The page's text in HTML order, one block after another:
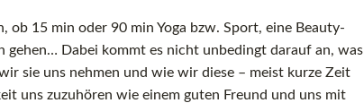
15 min oder 90 min Yoga bzw. Sport, eine Beauty-
gehen… Dabei kommt es nicht unbedingt darauf an, was
sie uns nehmen und wie wir diese – meist kurze Zeit
uns zuzuhören wie einem guten Freund und uns mit